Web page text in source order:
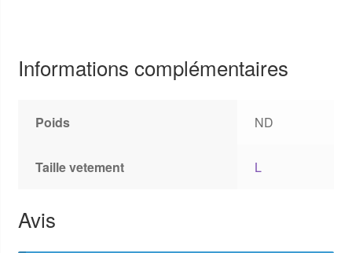
Informations complémentaires
Poids ND
Taille vetement L
Avis